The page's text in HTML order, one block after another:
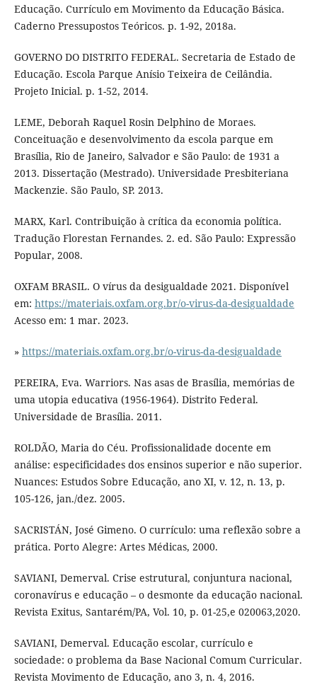
Educação. Currículo em Movimento da Educação Básica.
Caderno Pressupostos Teóricos. p. 1-92, 2018a.
GOVERNO DO DISTRITO FEDERAL. Secretaria de Estado de
Educação. Escola Parque Anísio Teixeira de Ceilândia.
Projeto Inicial. p. 1-52, 2014.
LEME, Deborah Raquel Rosin Delphino de Moraes.
Conceituação e desenvolvimento da escola parque em
Brasília, Rio de Janeiro, Salvador e São Paulo: de 1931 a
2013. Dissertação (Mestrado). Universidade Presbiteriana
Mackenzie. São Paulo, SP. 2013.
MARX, Karl. Contribuição à crítica da economia política.
Tradução Florestan Fernandes. 2. ed. São Paulo: Expressão
Popular, 2008.
OXFAM BRASIL. O vírus da desigualdade 2021. Disponível
em: https://materiais.oxfam.org.br/o-virus-da-desigualdade
Acesso em: 1 mar. 2023.
» https://materiais.oxfam.org.br/o-virus-da-desigualdade
PEREIRA, Eva. Warriors. Nas asas de Brasília, memórias de
uma utopia educativa (1956-1964). Distrito Federal.
Universidade de Brasília. 2011.
ROLDÃO, Maria do Céu. Profissionalidade docente em
análise: especificidades dos ensinos superior e não superior.
Nuances: Estudos Sobre Educação, ano XI, v. 12, n. 13, p.
105-126, jan./dez. 2005.
SACRISTÁN, José Gimeno. O currículo: uma reflexão sobre a
prática. Porto Alegre: Artes Médicas, 2000.
SAVIANI, Demerval. Crise estrutural, conjuntura nacional,
coronavírus e educação – o desmonte da educação nacional.
Revista Exitus, Santarém/PA, Vol. 10, p. 01-25,e 020063,2020.
SAVIANI, Demerval. Educação escolar, currículo e
sociedade: o problema da Base Nacional Comum Curricular.
Revista Movimento de Educação, ano 3, n. 4, 2016.